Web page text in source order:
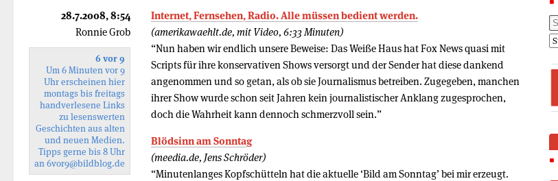
Internet, Fernsehen, Radio. Alle müssen bedient werden.
(amerikawaehlt.de, mit Video, 6:33 Minuten)
“Nun haben wir endlich unsere Beweise: Das Weiße Haus hat Fox News quasi mit
Scripts für ihre konservativen Shows versorgt und der Sender hat diese dankend
angenommen und so getan, als ob sie Journalismus betreiben. Zugegeben, manchen
ihrer Show wurde schon seit Jahren kein journalistischer Anklang zugesprochen,
doch die Wahrheit kann dennoch schmerzvoll sein.”
Blödsinn am Sonntag
(meedia.de, Jens Schröder)
“Minutenlanges Kopfschütteln hat die aktuelle ‘Bild am Sonntag’ bei mir erzeugt.
28.7.2008, 8:54
Ronnie Grob
6 vor 9
Um 6 Minuten vor 9
Uhr erscheinen hier
montags bis freitags
handverlesene Links
zu lesenswerten
Geschichten aus alten
und neuen Medien.
Tipps gerne bis 8 Uhr
an6vor9@bildblog.de